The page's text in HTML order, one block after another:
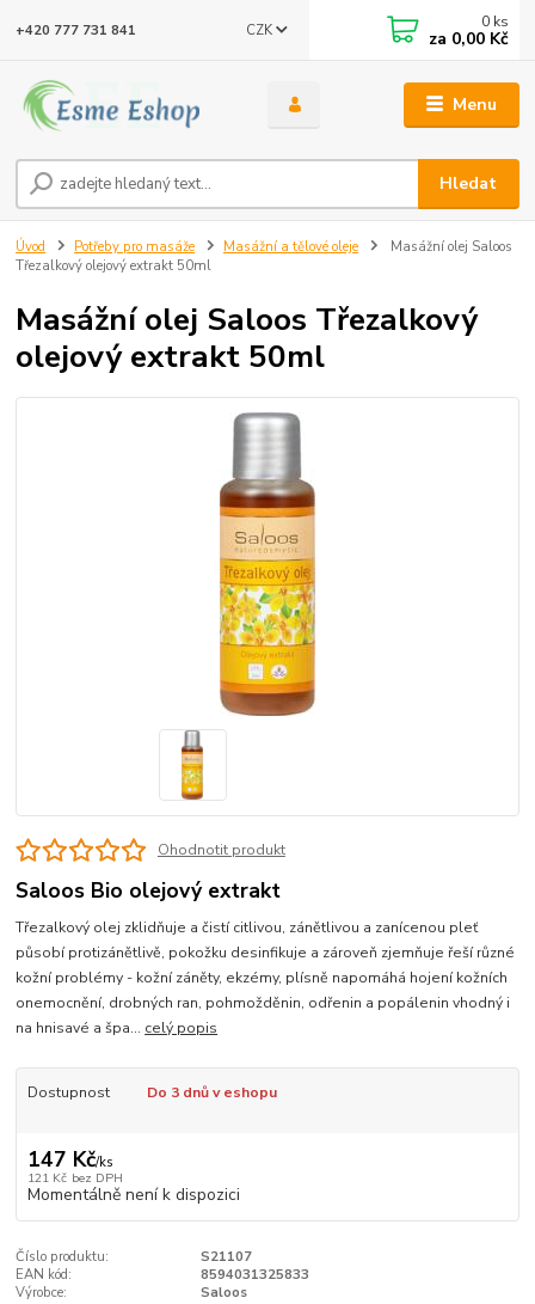
Menu
CZK
Hledat
+420 777 731 841 0 ks
za 0,00 Kč
Úvod Potřeby pro masáže Masážní a tělové oleje
Masážní olej Saloos
Třezalkový olejový extrakt 50ml
Masážní olej Saloos Třezalkový
olejový extrakt 50ml
Ohodnotit produkt
Saloos Bio olejový extrakt
Třezalkový olej zklidňuje a čistí citlivou, zánětlivou a zanícenou pleť
působí protizánětlivě, pokožku desinfikuje a zároveň zjemňuje řeší různé
kožní problémy - kožní záněty, ekzémy, plísně napomáhá hojení kožních
onemocnění, drobných ran, pohmožděnin, odřenin a popálenin vhodný i
na hnisavé a špa... celý popis
Dostupnost Do 3 dnů v eshopu
147 Kč/ks
121 Kč bez DPH
Momentálně není k dispozici
Číslo produktu:
S21107
EAN kód:
8594031325833
Výrobce:
Saloos